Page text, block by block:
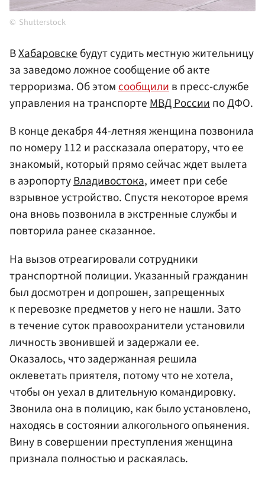
Shutterstock
ВХабаровскебудут судить местную жительницу
за заведомо ложное сообщение об акте
терроризма. Об этомсообщилив пресс-службе
управления на транспортеМВД Россиипо ДФО.
В конце декабря 44-летняя женщина позвонила
по номеру 112 и рассказала оператору, что ее
знакомый, который прямо сейчас ждет вылета
в аэропортуВладивостока, имеет при себе
взрывное устройство. Спустя некоторое время
она вновь позвонила в экстренные службы и
повторила ранее сказанное.
На вызов отреагировали сотрудники
транспортной полиции. Указанный гражданин
был досмотрен и допрошен, запрещенных
к перевозке предметов у него не нашли. Зато
в течение суток правоохранители установили
личность звонившей и задержали ее.
Оказалось, что задержанная решила
оклеветать приятеля, потому что не хотела,
чтобы он уехал в длительную командировку.
Звонила она в полицию, как было установлено,
находясь в состоянии алкогольного опьянения.
Вину в совершении преступления женщина
признала полностью и раскаялась.